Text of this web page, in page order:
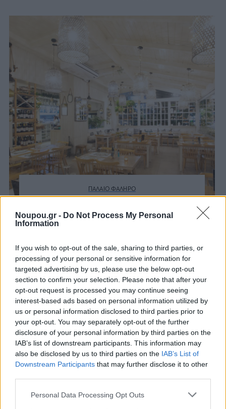
Noupou.gr - Do Not Process My Personal
Information
If you wish to opt-out of the sale, sharing to third parties, or
processing of your personal or sensitive information for
targeted advertising by us, please use the below opt-out
section to confirm your selection. Please note that after your
opt-out request is processed you may continue seeing
interest-based ads based on personal information utilized by
us or personal information disclosed to third parties prior to
your opt-out. You may separately opt-out of the further
disclosure of your personal information by third parties on the
IAB’s list of downstream participants. This information may
also be disclosed by us to third parties on the IAB’s List of
Downstream Participants that may further disclose it to other
Please note that this website/app uses one or more Google
Personal Data Processing Opt Outs
ΠΑΛΑΙΟ ΦΑΛΗΡΟ
ψαροφαγία και sushi για
Σαρακοστής